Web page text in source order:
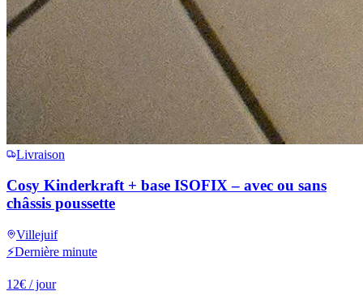
Livraison
Cosy Kinderkraft + base ISOFIX – avec ou sans
châssis poussette
Villejuif
⚡Dernière minute
12€ / jour